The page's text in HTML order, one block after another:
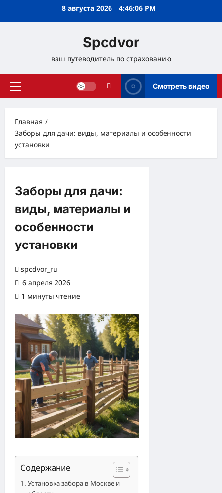
8 августа 2026 4:46:07 PM
Spcdvor
ваш путеводитель по страхованию
Основное
Смотреть видео
Главная
Заборы для дачи: виды, материалы и особенности
установки
Заборы для дачи:
виды, материалы и
особенности
установки
spcdvor_ru
6 апреля 2026
1 минуты чтение
Содержание
Установка забора в Москве и